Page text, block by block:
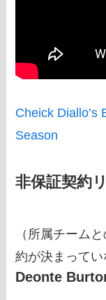
Cheick Diallo’s
Season
非保証契約
（所属チーム
約が決まってい
Deonte